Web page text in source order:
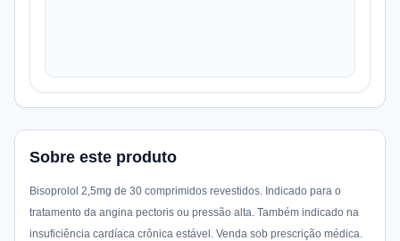
Sobre este produto
Bisoprolol 2,5mg de 30 comprimidos revestidos. Indicado para o
tratamento da angina pectoris ou pressão alta. Também indicado na
insuficiência cardíaca crônica estável. Venda sob prescrição médica.